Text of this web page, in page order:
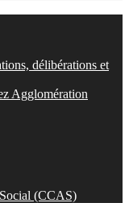
délibérations et
Agglomération
(CCAS)